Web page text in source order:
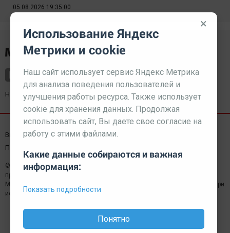
05.08.2026 19:35:00
Наш партнерkurorty-sochi.ru
Выходные данные СМИ Реклама
Пользовательское соглашение
© 2026 МЕДИАЗАВОД — Сайт может содержать контент,
предназначенный для лиц 18+
Мнение редакции может не совпадать с мнением отдельных авторов.При
использовании материалов сайта ссылка обязательна.
×
Использование Яндекс
Метрики и cookie
Наш сайт использует сервис Яндекс Метрика
для анализа поведения пользователей и
улучшения работы ресурса. Также использует
cookie для хранения данных. Продолжая
использовать сайт, Вы даете свое согласие на
работу с этими файлами.
Какие данные собираются и важная
информация:
Показать подробности
Понятно